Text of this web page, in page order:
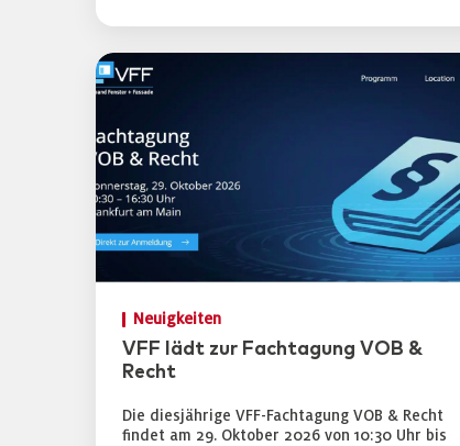
Neuigkeiten
VFF lädt zur Fachtagung VOB &
Recht
Die diesjährige VFF-Fachtagung VOB & Recht
findet am 29. Oktober 2026 von 10:30 Uhr bis